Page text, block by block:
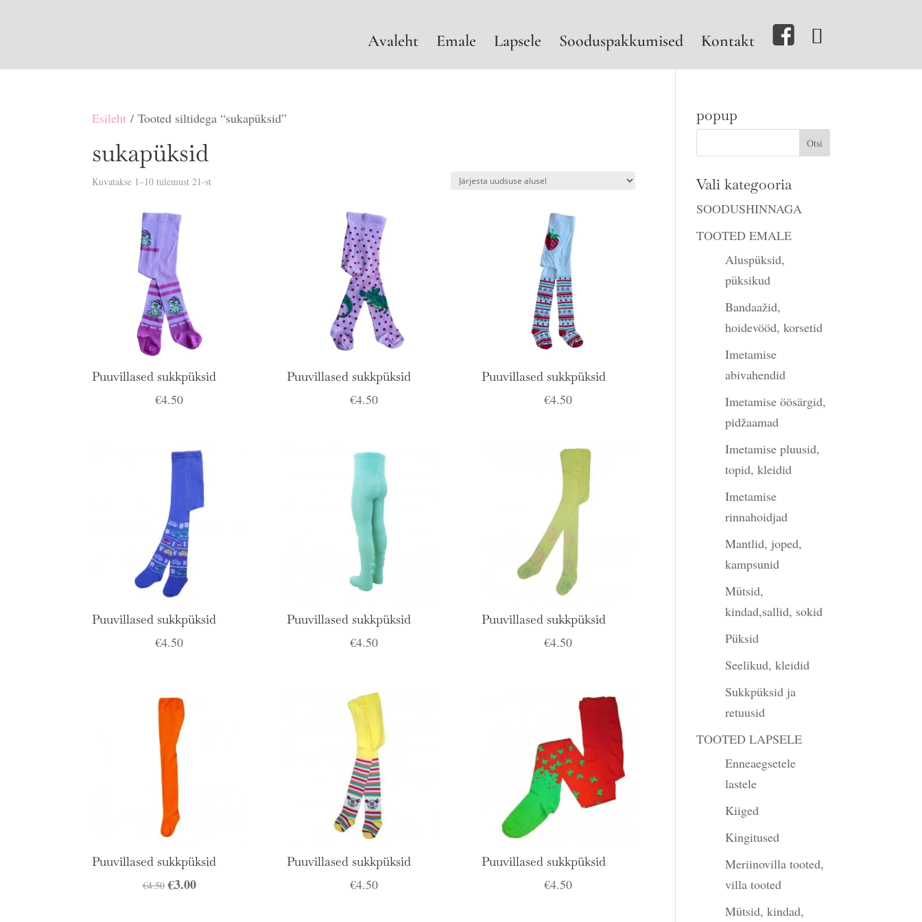
Avaleht Emale Lapsele Sooduspakkumised Kontakt
Esileht / Tooted siltidega “sukapüksid”
sukapüksid
Kuvatakse 1–10 tulemust 21-stSorditud
Puuvillased sukkpüksid
€4.50
Puuvillased sukkpüksid
€4.50
Puuvillased sukkpüksid
€4.50
Puuvillased sukkpüksid
€4.50
Puuvillased sukkpüksid
€4.50
Puuvillased sukkpüksid
€4.50
Puuvillased sukkpüksid
€4.50 Algne
€3.00Praegune
Puuvillased sukkpüksid
€4.50
Puuvillased sukkpüksid
€4.50
popup
Vali kategooria
SOODUSHINNAGA
TOOTED EMALE
Aluspüksid,
püksikud
Bandaažid,
hoidevööd, korsetid
Imetamise
abivahendid
Imetamise öösärgid,
pidžaamad
Imetamise pluusid,
topid, kleidid
Imetamise
rinnahoidjad
Mantlid, joped,
kampsunid
Mütsid,
kindad,sallid, sokid
Püksid
Seelikud, kleidid
Sukkpüksid ja
retuusid
TOOTED LAPSELE
Enneaegsetele
lastele
Kiiged
Kingitused
Meriinovilla tooted,
villa tooted
Mütsid, kindad,